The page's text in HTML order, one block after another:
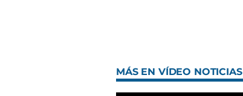
MÁS EN VÍDEO NOTICIAS